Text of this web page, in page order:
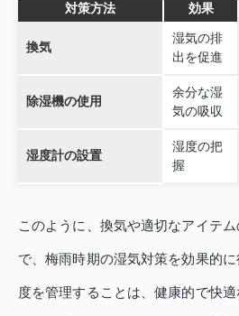
対策方法 効果
換気
湿気の排
出を促進
除湿機の使用
余分な湿
気の吸収
湿度計の設置
湿度の把
握
このように、換気や適切なアイテ
で、梅雨時期の湿気対策を効果的
度を管理することは、健康的で快